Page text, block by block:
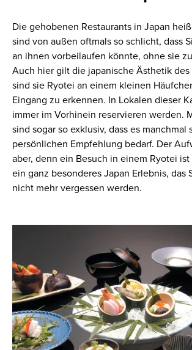
Die gehobenen Restaurants in Japan
sind von außen oftmals so schlicht, dass
an ihnen vorbeilaufen könnte, ohne sie
Auch hier gilt die japanische Ästhetik des
sind sie Ryotei an einem kleinen
Eingang zu erkennen. In Lokalen dieser
immer im Vorhinein reservieren werden.
sind sogar so exklusiv, dass es manchmal
persönlichen Empfehlung bedarf. Der
aber, denn ein Besuch in einem Ryotei
ein ganz besonderes Japan Erlebnis, das
nicht mehr vergessen werden.